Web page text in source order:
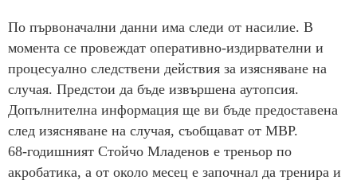
По първоначални данни има следи от насилие. В
момента се провеждат оперативно-издирвателни и
процесуално следствени действия за изясняване на
случая. Предстои да бъде извършена аутопсия.
Допълнителна информация ще ви бъде предоставена
след изясняване на случая, съобщават от МВР.
68-годишният Стойчо Младенов е треньор по
акробатика, а от около месец е започнал да тренира и